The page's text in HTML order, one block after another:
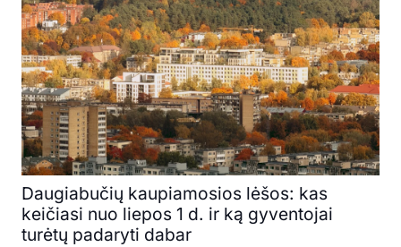
Daugiabučių kaupiamosios lėšos: kas
keičiasi nuo liepos 1 d. ir ką gyventojai
turėtų padaryti dabar